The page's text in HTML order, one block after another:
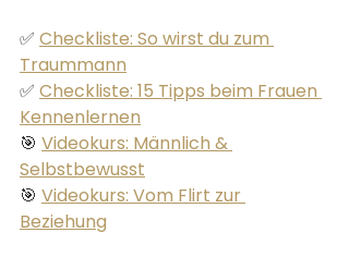
✅ Checkliste: So wirst du zum
Traummann
✅ Checkliste: 15 Tipps beim Frauen
Kennenlernen
🎯 Videokurs: Männlich &
Selbstbewusst
🎯 Videokurs: Vom Flirt zur
Beziehung